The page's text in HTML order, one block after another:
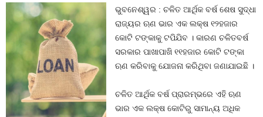
ଭୁବନେଶ୍ୱର : ଚଳିତ ଆର୍ଥିକ ବର୍ଷ ଶେଷ ସୁଦ୍ଧା
ରାଜ୍ୟର ଋଣ ଭାର ଏକ ଲକ୍ଷ ୧୨ହଜାର
କୋଟି ଟଙ୍କାକୁ ଟପିଯିବ । କାରଣ ଚଳିତବର୍ଷ
ସରକାର ପାଖାପାଖି ୧୧ହଜାର କୋଟି ଟଙ୍କା
ଋଣ କରିବାକୁ ଯୋଜନା କରିଥିବା ଜଣାଯାଇଛି ।
ଚଳିତ ଆର୍ଥିକ ବର୍ଷ ପ୍ରାରମ୍ଭରେ ଏହି ଋଣ
ଭାର ଏକ ଲକ୍ଷ କୋଟିରୁ ସାମାନ୍ୟ ଅଧିକ